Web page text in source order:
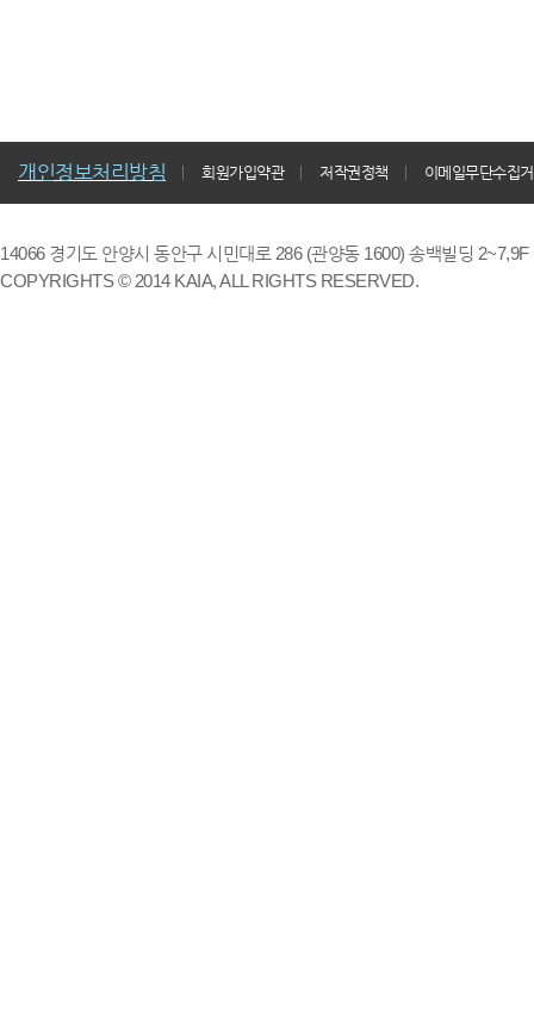
개인정보처리방침 회원가입약관 저작권정책 이메일무단수집
14066 경기도 안양시 동안구 시민대로 286 (관양동 1600) 송백빌딩
COPYRIGHTS © 2014 KAIA, ALL RIGHTS RESERVED.